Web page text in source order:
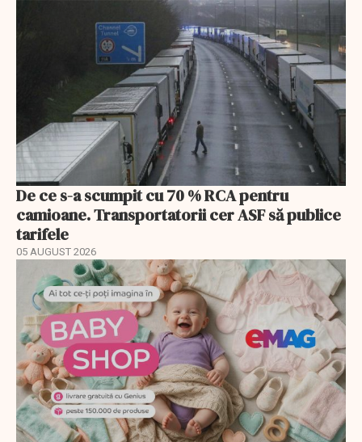
De ce s-a scumpit cu 70 % RCA pentru
camioane. Transportatorii cer ASF să publice
tarifele
05 AUGUST 2026